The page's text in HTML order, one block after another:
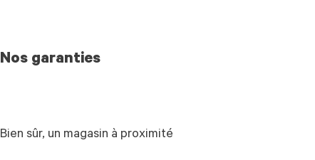
Nos garanties
Bien sûr, un magasin à proximité